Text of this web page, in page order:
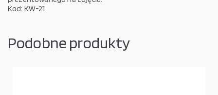
Kod: KW-21
Podobne produkty